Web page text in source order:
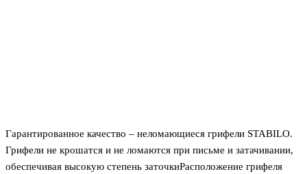
Гарантированное качество – неломающиеся грифели STABILO.
Грифели не крошатся и не ломаются при письме и затачивании,
обеспечивая высокую степень заточкиРасположение грифеля